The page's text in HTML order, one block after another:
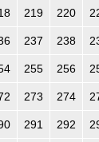
219 220
237 238
255 256
273 274
291 292